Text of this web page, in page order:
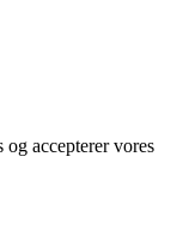
accepterer vores